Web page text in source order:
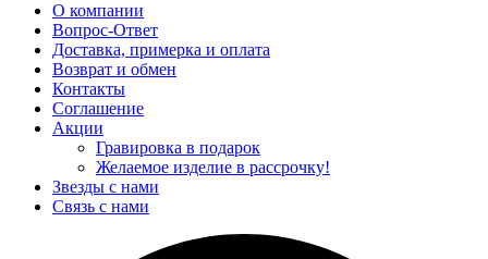
О компании
Вопрос-Ответ
Доставка, примерка и оплата
Возврат и обмен
Контакты
Соглашение
Акции
Гравировка в подарок
Желаемое изделие в рассрочку!
Звезды с нами
Связь с нами